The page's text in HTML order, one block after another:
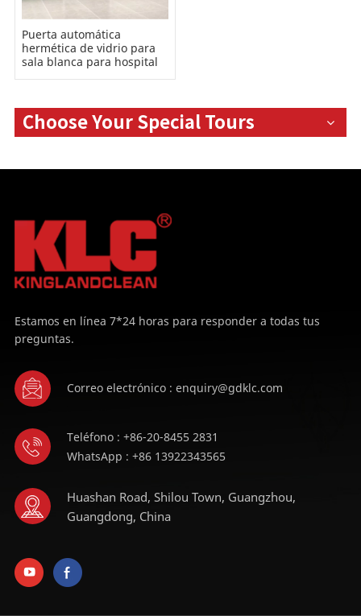
Puerta automática
hermética de vidrio para
sala blanca para hospital
Choose Your Special Tours
Estamos en línea 7*24 horas para responder a todas tus
preguntas.
Correo electrónico : enquiry@gdklc.com
Teléfono : +86-20-8455 2831
WhatsApp : +86 13922343565
Huashan Road, Shilou Town, Guangzhou,
Guangdong, China